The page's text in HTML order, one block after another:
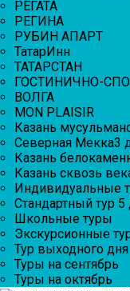
РЕГАТА
РЕГИНА
РУБИН АПАРТ
ТатарИнн
ТАТАРСТАН
ГОСТИНИЧНО-
ВОЛГА
MON PLAISIR
Казань
Северная Мекка3
Казань
Казань сквозь
Индивидуальные
Стандартный тур
Школьные туры
Экскурсионные
Тур выходного дня
Туры на сентябрь
Туры на октябрь